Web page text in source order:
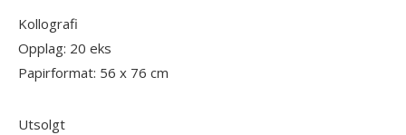
Kollografi
Opplag: 20 eks
Papirformat: 56 x 76 cm
Utsolgt